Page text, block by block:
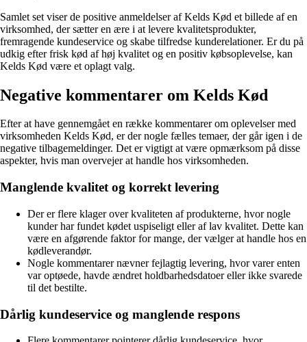
Samlet set viser de positive anmeldelser af Kelds Kød et billede af en
virksomhed, der sætter en ære i at levere kvalitetsprodukter,
fremragende kundeservice og skabe tilfredse kunderelationer. Er du på
udkig efter frisk kød af høj kvalitet og en positiv købsoplevelse, kan
Kelds Kød være et oplagt valg.
Negative kommentarer om Kelds Kød
Efter at have gennemgået en række kommentarer om oplevelser med
virksomheden Kelds Kød, er der nogle fælles temaer, der går igen i de
negative tilbagemeldinger. Det er vigtigt at være opmærksom på disse
aspekter, hvis man overvejer at handle hos virksomheden.
Manglende kvalitet og korrekt levering
Der er flere klager over kvaliteten af produkterne, hvor nogle
kunder har fundet kødet uspiseligt eller af lav kvalitet. Dette kan
være en afgørende faktor for mange, der vælger at handle hos en
kødleverandør.
Nogle kommentarer nævner fejlagtig levering, hvor varer enten
var optøede, havde ændret holdbarhedsdatoer eller ikke svarede
til det bestilte.
Dårlig kundeservice og manglende respons